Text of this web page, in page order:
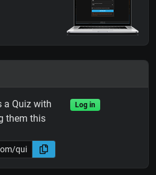
a Quiz with
them this
Log in